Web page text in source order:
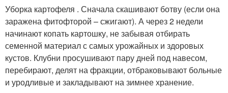
Уборка картофеля . Сначала скашивают ботву (если она
заражена фитофторой – сжигают). А через 2 недели
начинают копать картошку, не забывая отбирать
семенной материал с самых урожайных и здоровых
кустов. Клубни просушивают пару дней под навесом,
перебирают, делят на фракции, отбраковывают больные
и уродливые и закладывают на зимнее хранение.